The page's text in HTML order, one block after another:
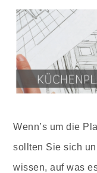
Wenn’s um die
sollten Sie sich
wissen, auf was